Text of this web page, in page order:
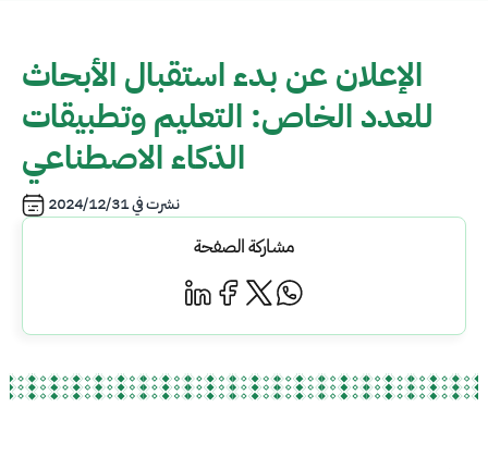
الإعلان عن بدء استقبال الأبحاث
للعدد الخاص: التعليم وتطبيقات
الذكاء الاصطناعي
نشرت في2024/12/31
مشاركة الصفحة